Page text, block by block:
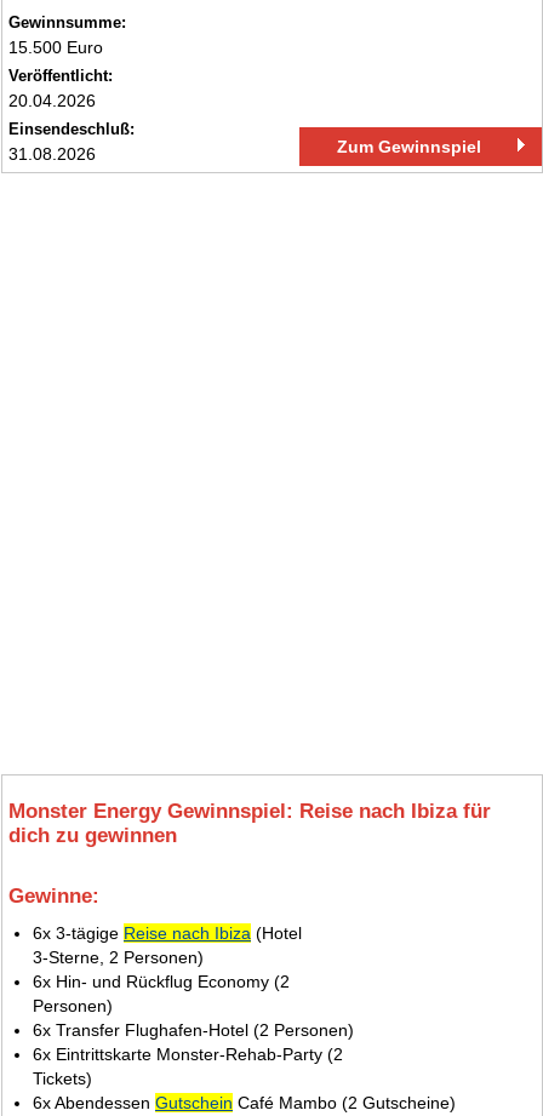
Gewinnsumme:
15.500 Euro
Veröffentlicht:
20.04.2026
Einsendeschluß:
31.08.2026 Zum Gewinnspiel
Monster Energy Gewinnspiel: Reise nach Ibiza für
dich zu gewinnen
Gewinne:
6x 3‑tägige Reise nach Ibiza (Hotel
3‑Sterne, 2 Personen)
6x Hin‑ und Rückflug Economy (2
Personen)
6x Transfer Flughafen‑Hotel (2 Personen)
6x Eintrittskarte Monster‑Rehab‑Party (2
Tickets)
6x Abendessen Gutschein Café Mambo (2 Gutscheine)